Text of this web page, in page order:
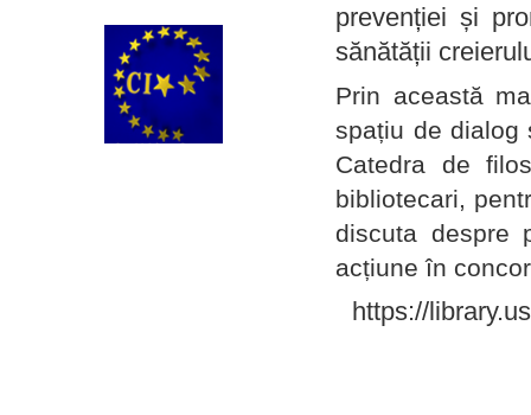
prevenției și
sănătății
Prin această
spațiu de dialog
Catedra de
bibliotecari,
discuta despre
acțiune în
https://